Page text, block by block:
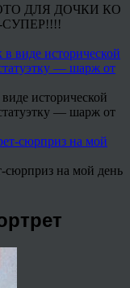
ДЛЯ ДОЧКИ КО
исторической
— шарж от
сюрприз на мой день